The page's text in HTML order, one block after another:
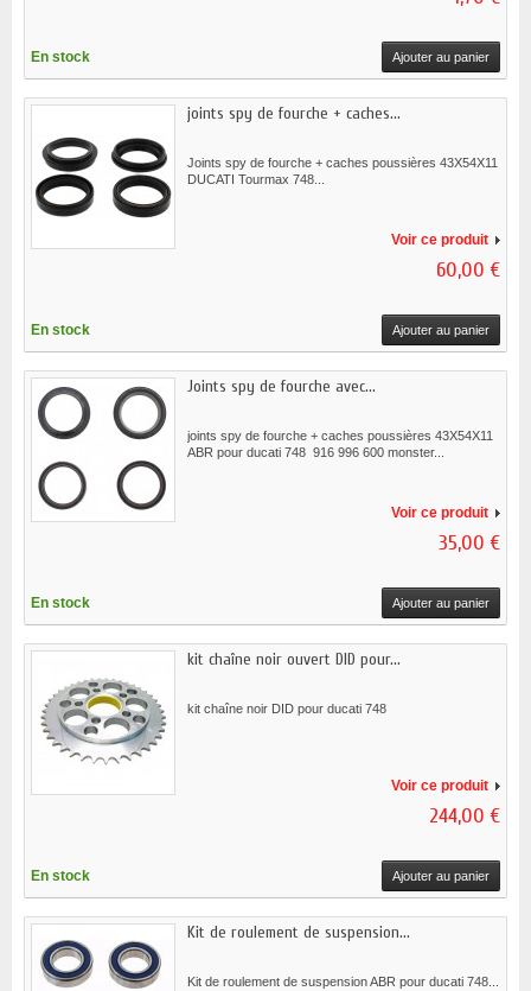
En stock Ajouter au panier
joints spy de fourche + caches...
Joints spy de fourche + caches poussières 43X54X11
DUCATI Tourmax 748...
Voir ce produit
60,00 €
En stock Ajouter au panier
Joints spy de fourche avec...
joints spy de fourche + caches poussières 43X54X11
ABR pour ducati 748 916 996 600 monster...
Voir ce produit
35,00 €
En stock Ajouter au panier
kit chaîne noir ouvert DID pour...
kit chaîne noir DID pour ducati 748
Voir ce produit
244,00 €
En stock Ajouter au panier
Kit de roulement de suspension...
Kit de roulement de suspension ABR pour ducati 748...